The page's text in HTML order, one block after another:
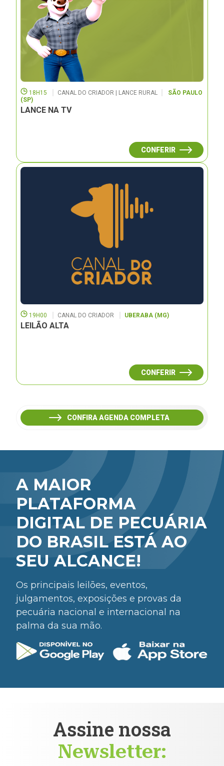
18H15 CANAL DO CRIADOR | LANCE RURAL
SÃO PAULO
(SP)
LANCE NA TV
CONFERIR
19H00 CANAL DO CRIADOR UBERABA (MG)
LEILÃO ALTA
CONFERIR
CONFIRA AGENDA COMPLETA
A MAIOR
PLATAFORMA
DIGITAL DE PECUÁRIA
DO BRASIL ESTÁ AO
SEU ALCANCE!
Os principais leilões, eventos,
julgamentos, exposições e provas da
pecuária nacional e internacional na
palma da sua mão.
Assine nossa
Newsletter: